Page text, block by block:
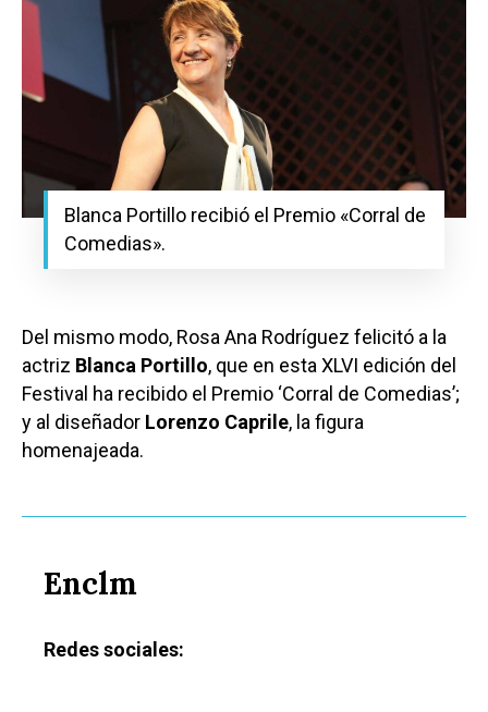
Blanca Portillo recibió el Premio «Corral de
Comedias».
Del mismo modo, Rosa Ana Rodríguez felicitó a la
actriz Blanca Portillo, que en esta XLVI edición del
Festival ha recibido el Premio ‘Corral de Comedias’;
y al diseñador Lorenzo Caprile, la figura
homenajeada.
Enclm
Redes sociales: